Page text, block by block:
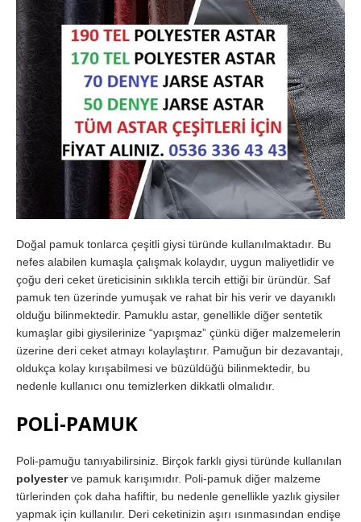
Doğal pamuk tonlarca çeşitli giysi türünde kullanılmaktadır. Bu
nefes alabilen kumaşla çalışmak kolaydır, uygun maliyetlidir ve
çoğu deri ceket üreticisinin sıklıkla tercih ettiği bir üründür. Saf
pamuk ten üzerinde yumuşak ve rahat bir his verir ve dayanıklı
olduğu bilinmektedir. Pamuklu astar, genellikle diğer sentetik
kumaşlar gibi giysilerinize “yapışmaz” çünkü diğer malzemelerin
üzerine deri ceket atmayı kolaylaştırır. Pamuğun bir dezavantajı,
oldukça kolay kırışabilmesi ve büzüldüğü bilinmektedir, bu
nedenle kullanıcı onu temizlerken dikkatli olmalıdır.
POLİ-PAMUK
Poli-pamuğu tanıyabilirsiniz. Birçok farklı giysi türünde kullanılan
polyesterve pamuk karışımıdır. Poli-pamuk diğer malzeme
türlerinden çok daha hafiftir, bu nedenle genellikle yazlık giysiler
yapmak için kullanılır. Deri ceketinizin aşırı ısınmasından endişe